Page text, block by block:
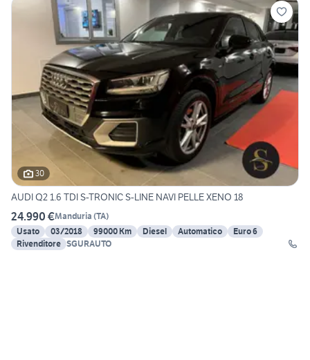
30
AUDI Q2 1.6 TDI S-TRONIC S-LINE NAVI PELLE XENO 18
24.990 €Manduria (TA)
Usato
03/2018 99000 Km Diesel Automatico
Euro 6
Rivenditore SGURAUTO